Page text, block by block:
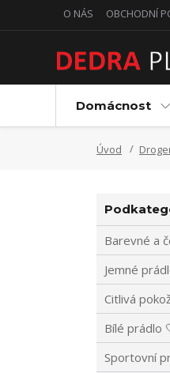
O NÁS OBCHODNÍ
Domácnost
Úvod
Barevné a
Jemné
Citlivá
Bílé prádlo
Sportovní